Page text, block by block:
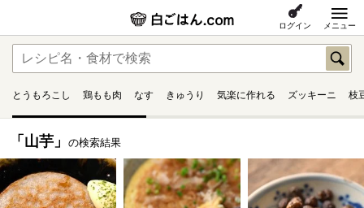
ログイン メニュー
とうもろこし 鶏もも肉 なす きゅうり 気楽に作れる ズッキーニ 枝
「山芋」 の検索結果